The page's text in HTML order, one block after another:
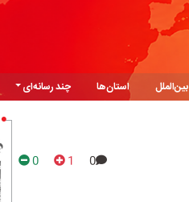
بین‌الملل استان‌ها
چند رسانه‌ای
0
1
0